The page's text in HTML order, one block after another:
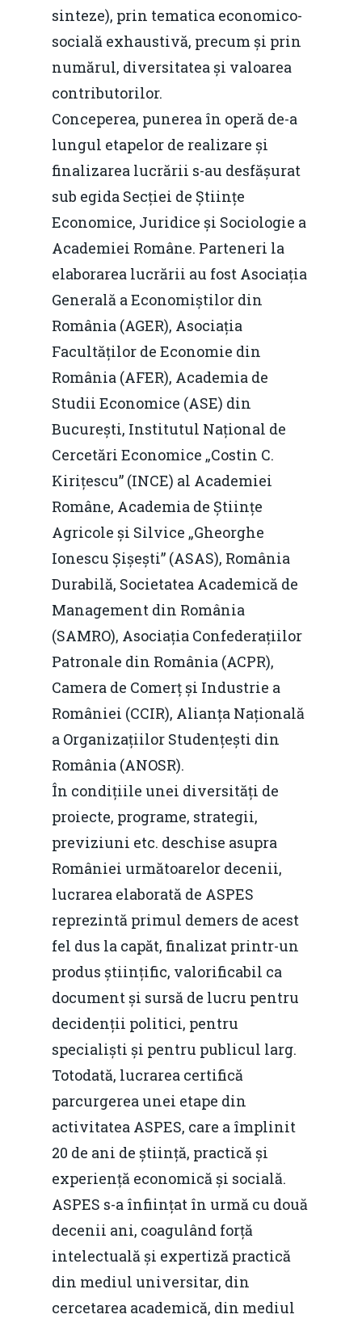
sinteze), prin tematica economico-
socială exhaustivă, precum și prin
numărul, diversitatea și valoarea
contributorilor.
Conceperea, punerea în operă de-a
lungul etapelor de realizare și
finalizarea lucrării s-au desfășurat
sub egida Secției de Științe
Economice, Juridice și Sociologie a
Academiei Române. Parteneri la
elaborarea lucrării au fost Asociația
Generală a Economiștilor din
România (AGER), Asociația
Facultăților de Economie din
România (AFER), Academia de
Studii Economice (ASE) din
București, Institutul Național de
Cercetări Economice „Costin C.
Kirițescu” (INCE) al Academiei
Române, Academia de Științe
Agricole și Silvice „Gheorghe
Ionescu Șișești” (ASAS), România
Durabilă, Societatea Academică de
Management din România
(SAMRO), Asociația Confederațiilor
Patronale din România (ACPR),
Camera de Comerț și Industrie a
României (CCIR), Alianța Națională
a Organizațiilor Studențești din
România (ANOSR).
În condițiile unei diversități de
proiecte, programe, strategii,
previziuni etc. deschise asupra
României următoarelor decenii,
lucrarea elaborată de ASPES
reprezintă primul demers de acest
fel dus la capăt, finalizat printr-un
produs științific, valorificabil ca
document și sursă de lucru pentru
decidenții politici, pentru
specialiști și pentru publicul larg.
Totodată, lucrarea certifică
parcurgerea unei etape din
activitatea ASPES, care a împlinit
20 de ani de știință, practică și
experiență economică și socială.
ASPES s-a înființat în urmă cu două
decenii ani, coagulând forță
intelectuală și expertiză practică
din mediul universitar, din
cercetarea academică, din mediul